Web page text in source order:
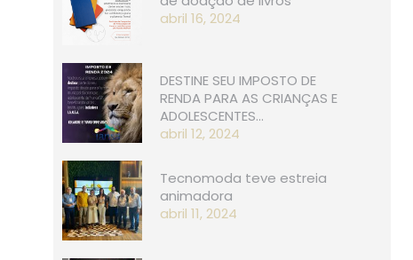
abril 16, 2024
DESTINE SEU IMPOSTO DE
RENDA PARA AS CRIANÇAS E
ADOLESCENTES…
abril 12, 2024
Tecnomoda teve estreia
animadora
abril 11, 2024